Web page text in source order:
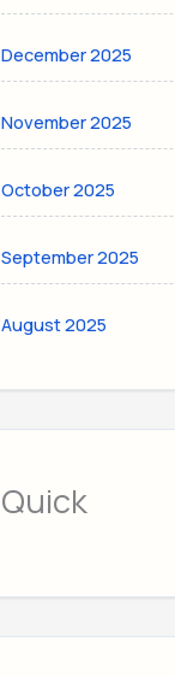
December 2025
November 2025
October 2025
September 2025
August 2025
Quick